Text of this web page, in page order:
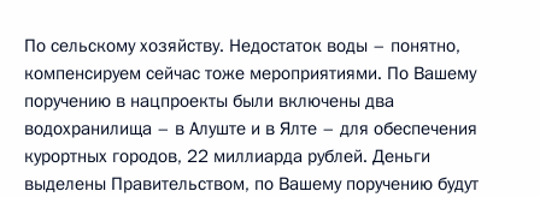
По сельскому хозяйству. Недостаток воды – понятно,
компенсируем сейчас тоже мероприятиями. По Вашему
поручению в нацпроекты были включены два
водохранилища – в Алуште и в Ялте – для обеспечения
курортных городов, 22 миллиарда рублей. Деньги
выделены Правительством, по Вашему поручению будут